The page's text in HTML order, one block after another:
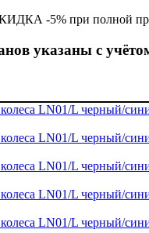
-5% при полной
указаны с